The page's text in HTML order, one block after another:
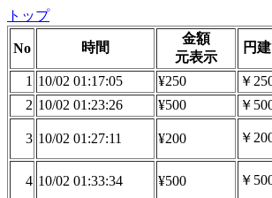
トップ
No 時間
金額
元表示
円
1 10/02 01:17:05 ¥250 ￥
2 10/02 01:23:26 ¥500 ￥
3 10/02 01:27:11 ¥200 ￥
4 10/02 01:33:34 ¥500 ￥